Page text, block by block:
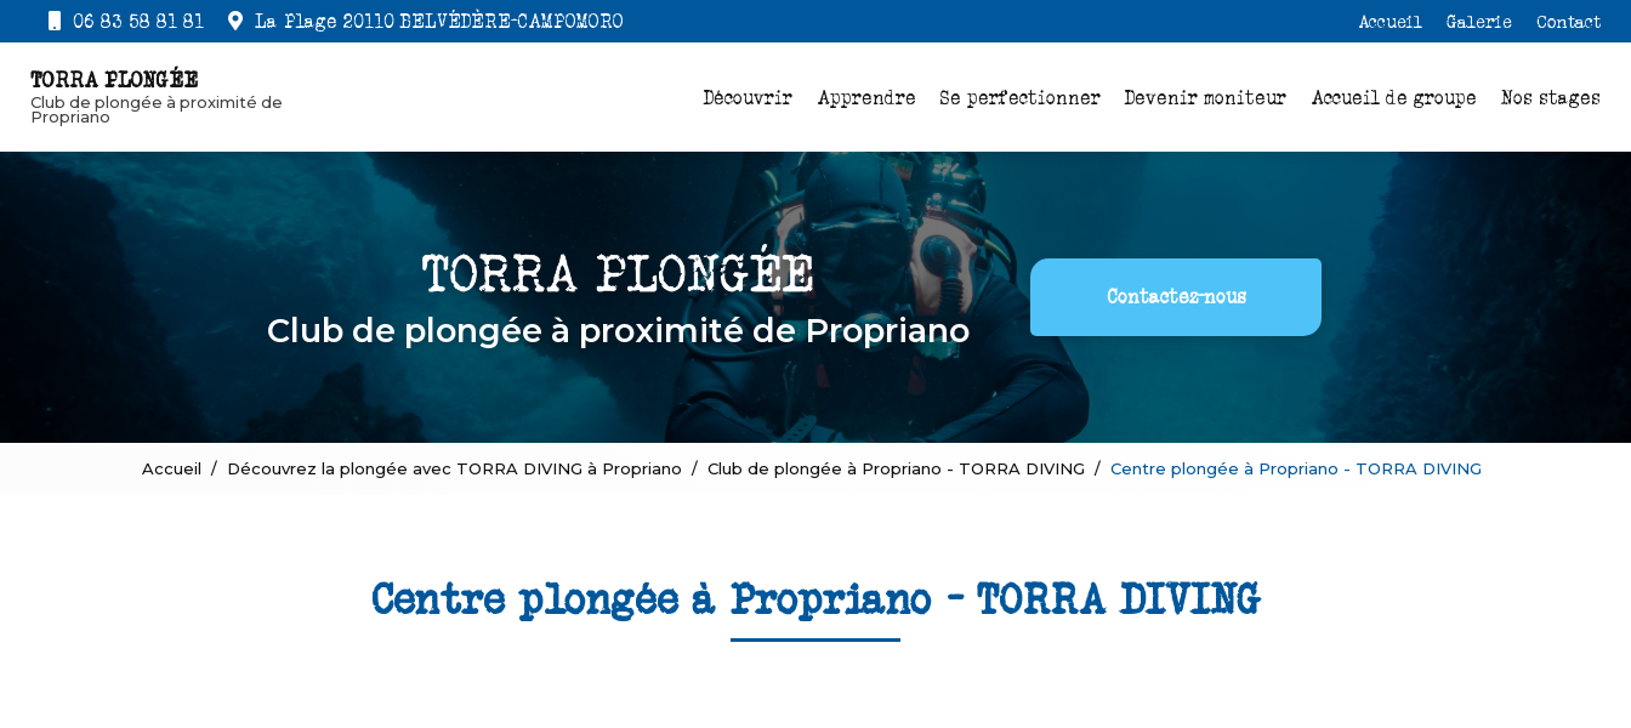
au
contenu
principal
06 83 58 81 81 La Plage 20110 BELVÉDÈRE-CAMPOMORO
TORRA PLONGÉE
Club de plongée à proximité de
Propriano
Accueil Galerie
Contact
Découvrir Apprendre Se perfectionner Devenir moniteur Accueil de groupe Nos stages
Club de plongée à proximité de Propriano
Contactez-nous
Accueil Découvrez la plongée avec TORRA DIVING à Propriano Club de plongée à Propriano - TORRA DIVING Centre plongée à Propriano - TORRA DIVING
Centre plongée à Propriano - TORRA DIVING